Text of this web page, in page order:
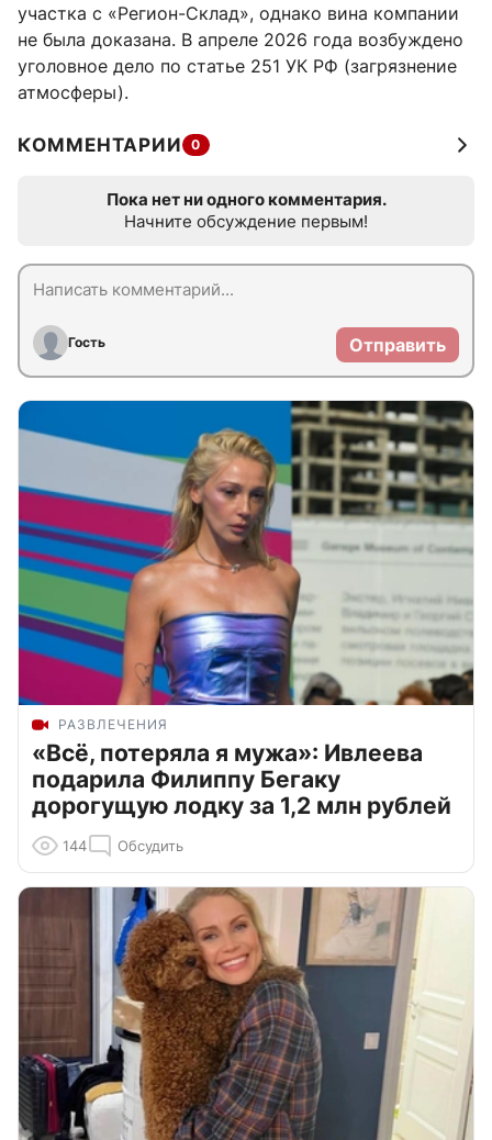
участка с «Регион-Склад», однако вина компании
не была доказана. В апреле 2026 года возбуждено
уголовное дело по статье 251 УК РФ (загрязнение
атмосферы).
КОММЕНТАРИИ 0
Пока нет ни одного комментария.
Начните обсуждение первым!
Гость Отправить
РАЗВЛЕЧЕНИЯ
«Всё, потеряла я мужа»: Ивлеева
подарила Филиппу Бегаку
дорогущую лодку за 1,2 млн рублей
144 Обсудить